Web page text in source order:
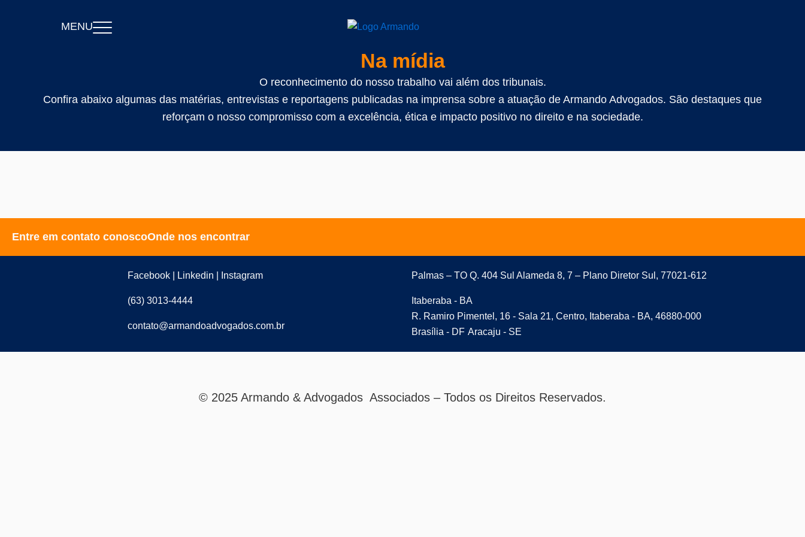
MENU
Na mídia
O reconhecimento do nosso trabalho vai além dos tribunais.
Confira abaixo algumas das matérias, entrevistas e reportagens publicadas na imprensa sobre a atuação de Armando Advogados. São destaques que
reforçam o nosso compromisso com a excelência, ética e impacto positivo no direito e na sociedade.
Entre em contato conoscoOnde nos encontrar
Facebook | Linkedin | Instagram
(63) 3013-4444
contato@armandoadvogados.com.br
Palmas – TO Q. 404 Sul Alameda 8, 7 – Plano Diretor Sul, 77021-612
Itaberaba - BA
R. Ramiro Pimentel, 16 - Sala 21, Centro, Itaberaba - BA, 46880-000
Brasília - DF Aracaju - SE
© 2025 Armando & Advogados Associados – Todos os Direitos Reservados.